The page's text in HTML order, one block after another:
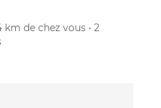
km de chez vous • 2